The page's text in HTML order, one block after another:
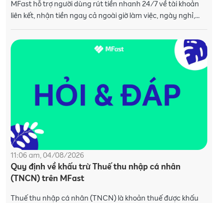
MFast hỗ trợ người dùng rút tiền nhanh 24/7 về tài khoản
liên kết, nhận tiền ngay cả ngoài giờ làm việc, ngày nghỉ,
ngày lễ. Người dùng cần liên k
11:06 am, 04/08/2026
Quy định về khấu trừ Thuế thu nhập cá nhân
(TNCN) trên MFast
Thuế thu nhập cá nhân (TNCN) là khoản thuế được khấu